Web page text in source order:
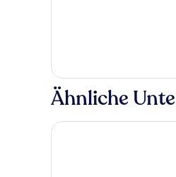
Ähnliche
Scandic Oceanhamnen